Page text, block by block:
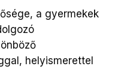
a gyermekek
helyismerettel